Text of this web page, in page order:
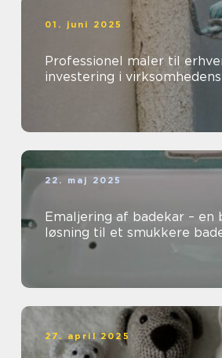
01. juni 2025
Professionel maler til
investering i
22. maj 2025
Emaljering af badekar –
løsning til et smukkere
27. april 2025